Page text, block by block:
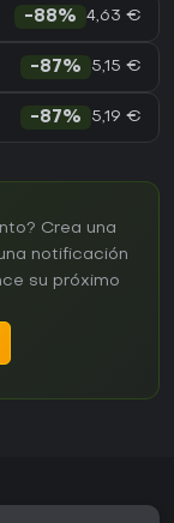
-88% 4,63 €
-87% 5,15 €
-87% 5,19 €
Crea una
notificación
su próximo